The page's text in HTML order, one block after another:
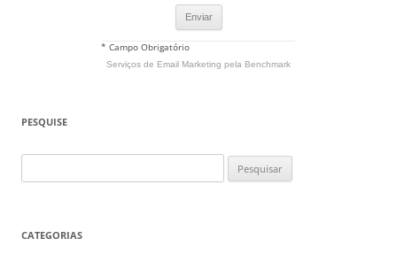
* Campo Obrigatório
Serviços de Email Marketing pela Benchmark
PESQUISE
por:
CATEGORIAS